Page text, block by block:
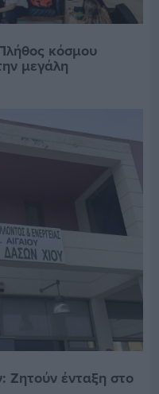
κόσμου
μεγάλη
Ζητούν ένταξη στο